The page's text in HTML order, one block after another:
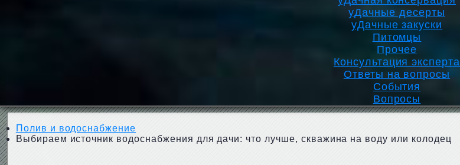
уДачные десерты
уДачные закуски
Питомцы
Прочее
Консультация эксперта
Ответы на вопросы
События
Вопросы
Полив и водоснабжение
Выбираем источник водоснабжения для дачи: что лучше, скважина на воду или колодец